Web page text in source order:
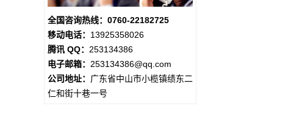
全国咨询热线：0760-22182725
移动电话： 13925358026
腾讯 QQ： 253134386
电子邮箱： 253134386@qq.com
公司地址： 广东省中山市小榄镇绩东二
仁和街十巷一号